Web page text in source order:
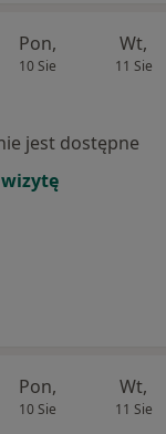
Pon,
10 Sie
Wt,
11 Sie
jest dostępne
Pon,
10 Sie
Wt,
11 Sie